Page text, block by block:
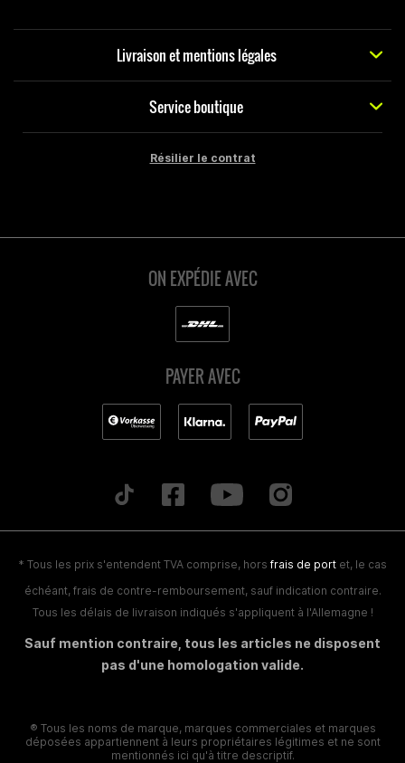
Livraison et mentions légales
Service boutique
Résilier le contrat
ON EXPÉDIE AVEC
PAYER AVEC
* Tous les prix s'entendent TVA comprise, hors frais de port et, le cas
échéant, frais de contre-remboursement, sauf indication contraire.
Tous les délais de livraison indiqués s'appliquent à l'Allemagne !
Sauf mention contraire, tous les articles ne disposent
pas d'une homologation valide.
® Tous les noms de marque, marques commerciales et marques
déposées appartiennent à leurs propriétaires légitimes et ne sont
mentionnés ici qu'à titre descriptif.